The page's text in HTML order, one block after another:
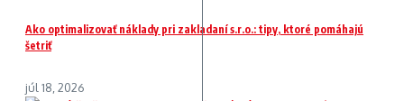
Ako optimalizovať náklady pri zakladaní s.r.o.: tipy, ktoré pomáhajú
šetriť
júl 18, 2026